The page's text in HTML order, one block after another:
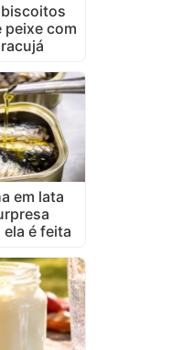
com
em lata
é feita